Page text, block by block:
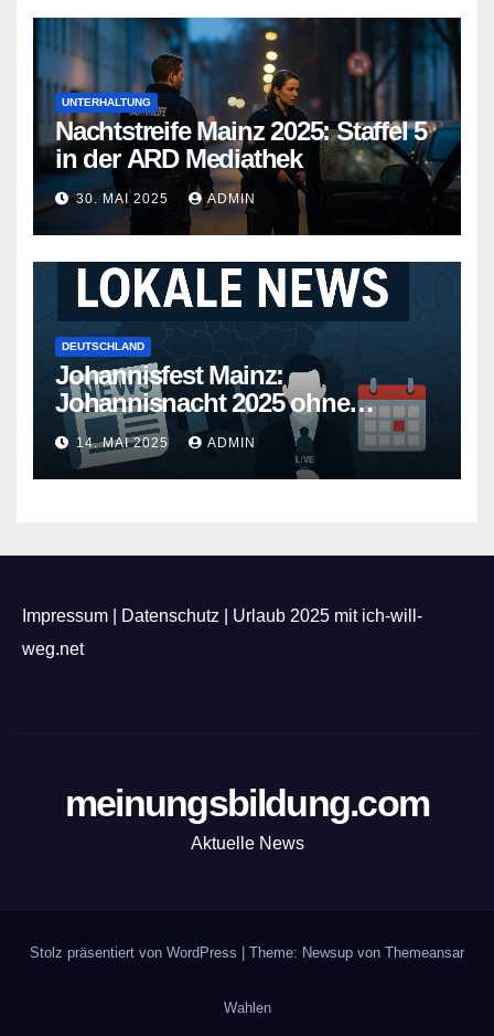
UNTERHALTUNG
Nachtstreife Mainz 2025: Staffel 5
in der ARD Mediathek
30. MAI 2025 ADMIN
DEUTSCHLAND
Johannisfest Mainz:
Johannisnacht 2025 ohne
Feuerwerk
14. MAI 2025 ADMIN
Impressum Datenschutz
Urlaub 2025 mit ich-will-
weg.net
meinungsbildung.com
Aktuelle News
Stolz präsentiert von WordPress Theme: Newsup von Themeansar
Wahlen